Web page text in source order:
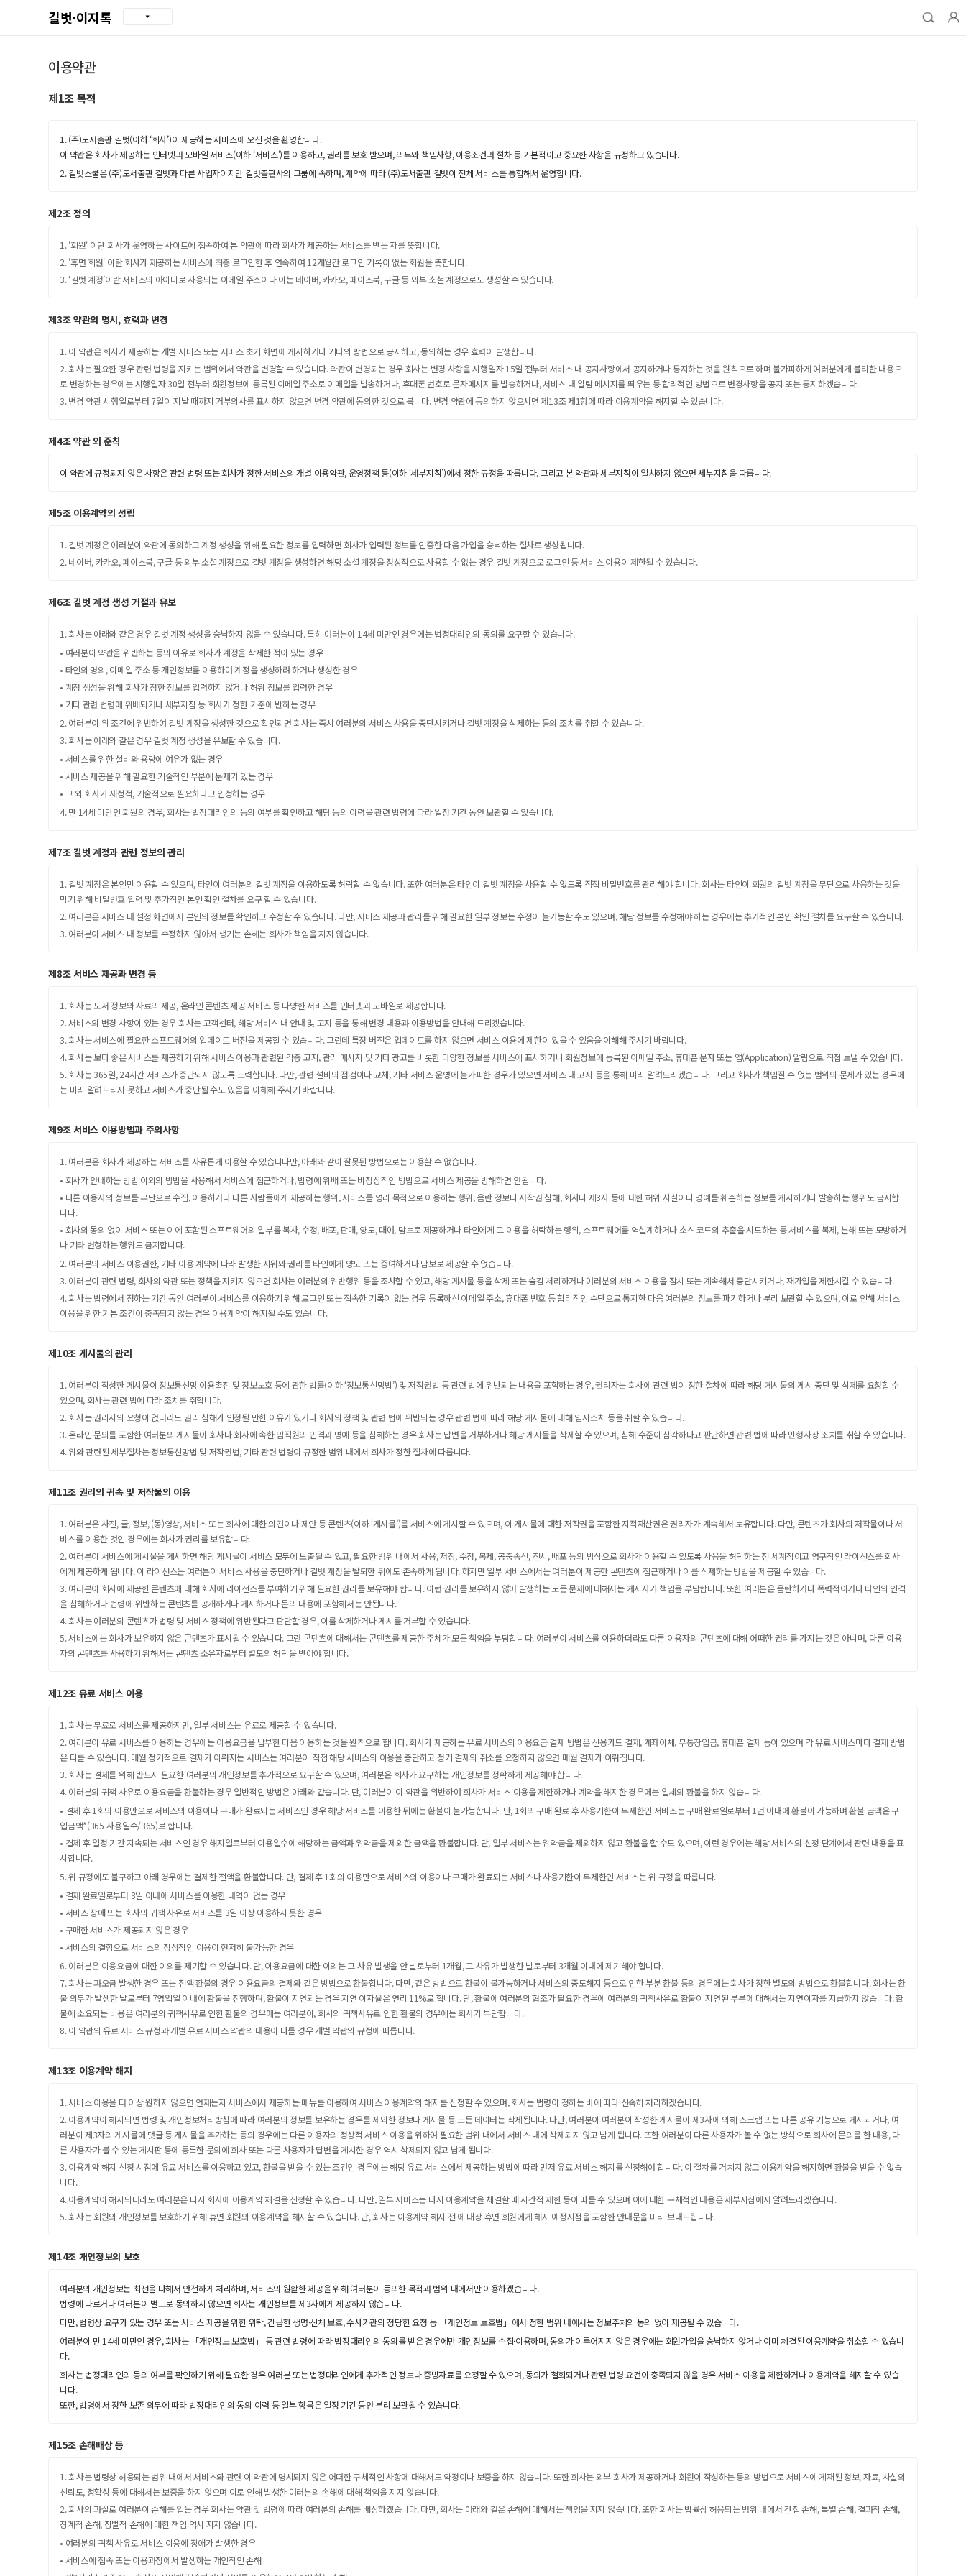
길벗·이지톡
이용약관
제1조 목적
1. (주)도서출판 길벗(이하 ‘회사’)이 제공하는 서비스에 오신 것을 환영합니다.
이 약관은 회사가 제공하는 인터넷과 모바일 서비스(이하 ‘서비스’)를 이용하고, 권리를 보호 받으며, 의무와 책임사항, 이용조건과 절차 등 기본적이고 중요한 사항을 규정하고 있습니다.
2. 길벗스쿨은 (주)도서출판 길벗과 다른 사업자이지만 길벗출판사의 그룹에 속하며, 계약에 따라 (주)도서출판 길벗이 전체 서비스를 통합해서 운영합니다.
제2조 정의
1. '회원' 이란 회사가 운영하는 사이트에 접속하여 본 약관에 따라 회사가 제공하는 서비스를 받는 자를 뜻합니다.
2. '휴면 회원' 이란 회사가 제공하는 서비스에 최종 로그인한 후 연속하여 12개월간 로그인 기록이 없는 회원을 뜻합니다.
3. ‘길벗 계정’이란 서비스의 아이디로 사용되는 이메일 주소이나 이는 네이버, 카카오, 페이스북, 구글 등 외부 소셜 계정으로도 생성할 수 있습니다.
제3조 약관의 명시, 효력과 변경
1. 이 약관은 회사가 제공하는 개별 서비스 또는 서비스 초기 화면에 게시하거나 기타의 방법으로 공지하고, 동의하는 경우 효력이 발생합니다.
2. 회사는 필요한 경우 관련 법령을 지키는 범위에서 약관을 변경할 수 있습니다. 약관이 변경되는 경우 회사는 변경 사항을 시행일자 15일 전부터 서비스 내 공지사항에서 공지하거나 통지하는 것을 원칙으로 하며 불가피하게 여러분에게 불리한 내용으
로 변경하는 경우에는 시행일자 30일 전부터 회원정보에 등록된 이메일 주소로 이메일을 발송하거나, 휴대폰 번호로 문자메시지를 발송하거나, 서비스 내 알림 메시지를 띄우는 등 합리적인 방법으로 변경사항을 공지 또는 통지하겠습니다.
3. 변경 약관 시행일로부터 7일이 지날 때까지 거부의사를 표시하지 않으면 변경 약관에 동의한 것으로 봅니다. 변경 약관에 동의하지 않으시면 제13조 제1항에 따라 이용계약을 해지할 수 있습니다.
제4조 약관 외 준칙
이 약관에 규정되지 않은 사항은 관련 법령 또는 회사가 정한 서비스의 개별 이용약관, 운영정책 등(이하 ‘세부지침’)에서 정한 규정을 따릅니다. 그리고 본 약관과 세부지침이 일치하지 않으면 세부지침을 따릅니다.
제5조 이용계약의 성립
1. 길벗 계정은 여러분이 약관에 동의하고 계정 생성을 위해 필요한 정보를 입력하면 회사가 입력된 정보를 인증한 다음 가입을 승낙하는 절차로 생성됩니다.
2. 네이버, 카카오, 페이스북, 구글 등 외부 소셜 계정으로 길벗 계정을 생성하면 해당 소셜 계정을 정상적으로 사용할 수 없는 경우 길벗 계정으로 로그인 등 서비스 이용이 제한될 수 있습니다.
제6조 길벗 계정 생성 거절과 유보
1. 회사는 아래와 같은 경우 길벗 계정 생성을 승낙하지 않을 수 있습니다. 특히 여러분이 14세 미만인 경우에는 법정대리인의 동의를 요구할 수 있습니다.
• 여러분이 약관을 위반하는 등의 이유로 회사가 계정을 삭제한 적이 있는 경우
• 타인의 명의, 이메일 주소 등 개인정보를 이용하여 계정을 생성하려 하거나 생성한 경우
• 계정 생성을 위해 회사가 정한 정보를 입력하지 않거나 허위 정보를 입력한 경우
• 기타 관련 법령에 위배되거나 세부지침 등 회사가 정한 기준에 반하는 경우
2. 여러분이 위 조건에 위반하여 길벗 계정을 생성한 것으로 확인되면 회사는 즉시 여러분의 서비스 사용을 중단시키거나 길벗 계정을 삭제하는 등의 조치를 취할 수 있습니다.
3. 회사는 아래와 같은 경우 길벗 계정 생성을 유보할 수 있습니다.
• 서비스를 위한 설비와 용량에 여유가 없는 경우
• 서비스 제공을 위해 필요한 기술적인 부분에 문제가 있는 경우
• 그 외 회사가 재정적, 기술적으로 필요하다고 인정하는 경우
4. 만 14세 미만인 회원의 경우, 회사는 법정대리인의 동의 여부를 확인하고 해당 동의 이력을 관련 법령에 따라 일정 기간 동안 보관할 수 있습니다.
제7조 길벗 계정과 관련 정보의 관리
1. 길벗 계정은 본인만 이용할 수 있으며, 타인이 여러분의 길벗 계정을 이용하도록 허락할 수 없습니다. 또한 여러분은 타인이 길벗 계정을 사용할 수 없도록 직접 비밀번호를 관리해야 합니다. 회사는 타인이 회원의 길벗 계정을 무단으로 사용하는 것을
막기 위해 비밀번호 입력 및 추가적인 본인 확인 절차를 요구 할 수 있습니다.
2. 여러분은 서비스 내 설정 화면에서 본인의 정보를 확인하고 수정할 수 있습니다. 다만, 서비스 제공과 관리를 위해 필요한 일부 정보는 수정이 불가능할 수도 있으며, 해당 정보를 수정해야 하는 경우에는 추가적인 본인 확인 절차를 요구할 수 있습니다.
3. 여러분이 서비스 내 정보를 수정하지 않아서 생기는 손해는 회사가 책임을 지지 않습니다.
제8조 서비스 제공과 변경 등
1. 회사는 도서 정보와 자료의 제공, 온라인 콘텐츠 제공 서비스 등 다양한 서비스를 인터넷과 모바일로 제공합니다.
2. 서비스의 변경 사항이 있는 경우 회사는 고객센터, 해당 서비스 내 안내 및 고지 등을 통해 변경 내용과 이용방법을 안내해 드리겠습니다.
3. 회사는 서비스에 필요한 소프트웨어의 업데이트 버전을 제공할 수 있습니다. 그런데 특정 버전은 업데이트를 하지 않으면 서비스 이용에 제한이 있을 수 있음을 이해해 주시기 바랍니다.
4. 회사는 보다 좋은 서비스를 제공하기 위해 서비스 이용과 관련된 각종 고지, 관리 메시지 및 기타 광고를 비롯한 다양한 정보를 서비스에 표시하거나 회원정보에 등록된 이메일 주소, 휴대폰 문자 또는 앱(Application) 알림으로 직접 보낼 수 있습니다.
5. 회사는 365일, 24시간 서비스가 중단되지 않도록 노력합니다. 다만, 관련 설비의 점검이나 교체, 기타 서비스 운영에 불가피한 경우가 있으면 서비스 내 고지 등을 통해 미리 알려드리겠습니다. 그리고 회사가 책임질 수 없는 범위의 문제가 있는 경우에
는 미리 알려드리지 못하고 서비스가 중단될 수도 있음을 이해해 주시기 바랍니다.
제9조 서비스 이용방법과 주의사항
1. 여러분은 회사가 제공하는 서비스를 자유롭게 이용할 수 있습니다만, 아래와 같이 잘못된 방법으로는 이용할 수 없습니다.
• 회사가 안내하는 방법 이외의 방법을 사용해서 서비스에 접근하거나, 법령에 위배 또는 비정상적인 방법으로 서비스 제공을 방해하면 안됩니다.
• 다른 이용자의 정보를 무단으로 수집, 이용하거나 다른 사람들에게 제공하는 행위, 서비스를 영리 목적으로 이용하는 행위, 음란 정보나 저작권 침해, 회사나 제3자 등에 대한 허위 사실이나 명예를 훼손하는 정보를 게시하거나 발송하는 행위도 금지합
니다.
• 회사의 동의 없이 서비스 또는 이에 포함된 소프트웨어의 일부를 복사, 수정, 배포, 판매, 양도, 대여, 담보로 제공하거나 타인에게 그 이용을 허락하는 행위, 소프트웨어를 역설계하거나 소스 코드의 추출을 시도하는 등 서비스를 복제, 분해 또는 모방하거
나 기타 변형하는 행위도 금지합니다.
2. 여러분의 서비스 이용권한, 기타 이용 계약에 따라 발생한 지위와 권리를 타인에게 양도 또는 증여하거나 담보로 제공할 수 없습니다.
3. 여러분이 관련 법령, 회사의 약관 또는 정책을 지키지 않으면 회사는 여러분의 위반행위 등을 조사할 수 있고, 해당 게시물 등을 삭제 또는 숨김 처리하거나 여러분의 서비스 이용을 잠시 또는 계속해서 중단시키거나, 재가입을 제한시킬 수 있습니다.
4. 회사는 법령에서 정하는 기간 동안 여러분이 서비스를 이용하기 위해 로그인 또는 접속한 기록이 없는 경우 등록하신 이메일 주소, 휴대폰 번호 등 합리적인 수단으로 통지한 다음 여러분의 정보를 파기하거나 분리 보관할 수 있으며, 이로 인해 서비스
이용을 위한 기본 조건이 충족되지 않는 경우 이용계약이 해지될 수도 있습니다.
제10조 게시물의 관리
1. 여러분이 작성한 게시물이 정보통신망 이용촉진 및 정보보호 등에 관한 법률(이하 ‘정보통신망법’) 및 저작권법 등 관련 법에 위반되는 내용을 포함하는 경우, 권리자는 회사에 관련 법이 정한 절차에 따라 해당 게시물의 게시 중단 및 삭제를 요청할 수
있으며, 회사는 관련 법에 따라 조치를 취합니다.
2. 회사는 권리자의 요청이 없더라도 권리 침해가 인정될 만한 이유가 있거나 회사의 정책 및 관련 법에 위반되는 경우 관련 법에 따라 해당 게시물에 대해 임시조치 등을 취할 수 있습니다.
3. 온라인 문의를 포함한 여러분의 게시물이 회사나 회사에 속한 임직원의 인격과 명예 등을 침해하는 경우 회사는 답변을 거부하거나 해당 게시물을 삭제할 수 있으며, 침해 수준이 심각하다고 판단하면 관련 법에 따라 민형사상 조치를 취할 수 있습니다.
4. 위와 관련된 세부절차는 정보통신망법 및 저작권법, 기타 관련 법령이 규정한 범위 내에서 회사가 정한 절차에 따릅니다.
제11조 권리의 귀속 및 저작물의 이용
1. 여러분은 사진, 글, 정보, (동)영상, 서비스 또는 회사에 대한 의견이나 제안 등 콘텐츠(이하 ‘게시물’)를 서비스에 게시할 수 있으며, 이 게시물에 대한 저작권을 포함한 지적재산권은 권리자가 계속해서 보유합니다. 다만, 콘텐츠가 회사의 저작물이나 서
비스를 이용한 것인 경우에는 회사가 권리를 보유합니다.
2. 여러분이 서비스에 게시물을 게시하면 해당 게시물이 서비스 모두에 노출될 수 있고, 필요한 범위 내에서 사용, 저장, 수정, 복제, 공중송신, 전시, 배포 등의 방식으로 회사가 이용할 수 있도록 사용을 허락하는 전 세계적이고 영구적인 라이선스를 회사
에게 제공하게 됩니다. 이 라이선스는 여러분이 서비스 사용을 중단하거나 길벗 계정을 탈퇴한 뒤에도 존속하게 됩니다. 하지만 일부 서비스에서는 여러분이 제공한 콘텐츠에 접근하거나 이를 삭제하는 방법을 제공할 수 있습니다.
3. 여러분이 회사에 제공한 콘텐츠에 대해 회사에 라이선스를 부여하기 위해 필요한 권리를 보유해야 합니다. 이런 권리를 보유하지 않아 발생하는 모든 문제에 대해서는 게시자가 책임을 부담합니다. 또한 여러분은 음란하거나 폭력적이거나 타인의 인격
을 침해하거나 법령에 위반하는 콘텐츠를 공개하거나 게시하거나 문의 내용에 포함해서는 안됩니다.
4. 회사는 여러분의 콘텐츠가 법령 및 서비스 정책에 위반된다고 판단할 경우, 이를 삭제하거나 게시를 거부할 수 있습니다.
5. 서비스에는 회사가 보유하지 않은 콘텐츠가 표시될 수 있습니다. 그런 콘텐츠에 대해서는 콘텐츠를 제공한 주체가 모든 책임을 부담합니다. 여러분이 서비스를 이용하더라도 다른 이용자의 콘텐츠에 대해 어떠한 권리를 가지는 것은 아니며, 다른 이용
자의 콘텐츠를 사용하기 위해서는 콘텐츠 소유자로부터 별도의 허락을 받아야 합니다.
제12조 유료 서비스 이용
1. 회사는 무료로 서비스를 제공하지만, 일부 서비스는 유료로 제공할 수 있습니다.
2. 여러분이 유료 서비스를 이용하는 경우에는 이용요금을 납부한 다음 이용하는 것을 원칙으로 합니다. 회사가 제공하는 유료 서비스의 이용요금 결제 방법은 신용카드 결제, 계좌이체, 무통장입금, 휴대폰 결제 등이 있으며 각 유료 서비스마다 결제 방법
은 다를 수 있습니다. 매월 정기적으로 결제가 이뤄지는 서비스는 여러분이 직접 해당 서비스의 이용을 중단하고 정기 결제의 취소를 요청하지 않으면 매월 결제가 이뤄집니다.
3. 회사는 결제를 위해 반드시 필요한 여러분의 개인정보를 추가적으로 요구할 수 있으며, 여러분은 회사가 요구하는 개인정보를 정확하게 제공해야 합니다.
4. 여러분의 귀책 사유로 이용요금을 환불하는 경우 일반적인 방법은 아래와 같습니다. 단, 여러분이 이 약관을 위반하여 회사가 서비스 이용을 제한하거나 계약을 해지한 경우에는 일체의 환불을 하지 않습니다.
• 결제 후 1회의 이용만으로 서비스의 이용이나 구매가 완료되는 서비스인 경우 해당 서비스를 이용한 뒤에는 환불이 불가능합니다. 단, 1회의 구매 완료 후 사용기한이 무제한인 서비스는 구매 완료일로부터 1년 이내에 환불이 가능하며 환불 금액은 구
입금액*(365-사용일수/365)로 합니다.
• 결제 후 일정 기간 지속되는 서비스인 경우 해지일로부터 이용일수에 해당하는 금액과 위약금을 제외한 금액을 환불합니다. 단, 일부 서비스는 위약금을 제외하지 않고 환불을 할 수도 있으며, 이런 경우에는 해당 서비스의 신청 단계에서 관련 내용을 표
시합니다.
5. 위 규정에도 불구하고 아래 경우에는 결제한 전액을 환불합니다. 단, 결제 후 1회의 이용만으로 서비스의 이용이나 구매가 완료되는 서비스나 사용기한이 무제한인 서비스는 위 규정을 따릅니다.
• 결제 완료일로부터 3일 이내에 서비스를 이용한 내역이 없는 경우
• 서비스 장애 또는 회사의 귀책 사유로 서비스를 3일 이상 이용하지 못한 경우
• 구매한 서비스가 제공되지 않은 경우
• 서비스의 결함으로 서비스의 정상적인 이용이 현저히 불가능한 경우
6. 여러분은 이용요금에 대한 이의를 제기할 수 있습니다. 단, 이용요금에 대한 이의는 그 사유 발생을 안 날로부터 1개월, 그 사유가 발생한 날로부터 3개월 이내에 제기해야 합니다.
7. 회사는 과오금 발생한 경우 또는 전액 환불의 경우 이용요금의 결제와 같은 방법으로 환불합니다. 다만, 같은 방법으로 환불이 불가능하거나 서비스의 중도해지 등으로 인한 부분 환불 등의 경우에는 회사가 정한 별도의 방법으로 환불합니다. 회사는 환
불 의무가 발생한 날로부터 7영업일 이내에 환불을 진행하며, 환불이 지연되는 경우 지연 이자율은 연리 11%로 합니다. 단, 환불에 여러분의 협조가 필요한 경우에 여러분의 귀책사유로 환불이 지연된 부분에 대해서는 지연이자를 지급하지 않습니다. 환
불에 소요되는 비용은 여러분의 귀책사유로 인한 환불의 경우에는 여러분이, 회사의 귀책사유로 인한 환불의 경우에는 회사가 부담합니다.
8. 이 약관의 유료 서비스 규정과 개별 유료 서비스 약관의 내용이 다를 경우 개별 약관의 규정에 따릅니다.
제13조 이용계약 해지
1. 서비스 이용을 더 이상 원하지 않으면 언제든지 서비스에서 제공하는 메뉴를 이용하여 서비스 이용계약의 해지를 신청할 수 있으며, 회사는 법령이 정하는 바에 따라 신속히 처리하겠습니다.
2. 이용계약이 해지되면 법령 및 개인정보처리방침에 따라 여러분의 정보를 보유하는 경우를 제외한 정보나 게시물 등 모든 데이터는 삭제됩니다. 다만, 여러분이 여러분이 작성한 게시물이 제3자에 의해 스크랩 또는 다른 공유 기능으로 게시되거나, 여
러분이 제3자의 게시물에 댓글 등 게시물을 추가하는 등의 경우에는 다른 이용자의 정상적 서비스 이용을 위하여 필요한 범위 내에서 서비스 내에 삭제되지 않고 남게 됩니다. 또한 여러분이 다른 사용자가 볼 수 없는 방식으로 회사에 문의를 한 내용, 다
른 사용자가 볼 수 있는 게시판 등에 등록한 문의에 회사 또는 다른 사용자가 답변을 게시한 경우 역시 삭제되지 않고 남게 됩니다.
3. 이용계약 해지 신청 시점에 유료 서비스를 이용하고 있고, 환불을 받을 수 있는 조건인 경우에는 해당 유료 서비스에서 제공하는 방법에 따라 먼저 유료 서비스 해지를 신청해야 합니다. 이 절차를 거치지 않고 이용계약을 해지하면 환불을 받을 수 없습
니다.
4. 이용계약이 해지되더라도 여러분은 다시 회사에 이용계약 체결을 신청할 수 있습니다. 다만, 일부 서비스는 다시 이용계약을 체결할 때 시간적 제한 등이 따를 수 있으며 이에 대한 구체적인 내용은 세부지침에서 알려드리겠습니다.
5. 회사는 회원의 개인정보를 보호하기 위해 휴면 회원의 이용계약을 해지할 수 있습니다. 단, 회사는 이용계약 해지 전 에 대상 휴면 회원에게 해지 예정시점을 포함한 안내문을 미리 보내드립니다.
제14조 개인정보의 보호
여러분의 개인정보는 최선을 다해서 안전하게 처리하며, 서비스의 원활한 제공을 위해 여러분이 동의한 목적과 범위 내에서만 이용하겠습니다.
법령에 따르거나 여러분이 별도로 동의하지 않으면 회사는 개인정보를 제3자에게 제공하지 않습니다.
다만, 법령상 요구가 있는 경우 또는 서비스 제공을 위한 위탁, 긴급한 생명·신체 보호, 수사기관의 정당한 요청 등 「개인정보 보호법」에서 정한 범위 내에서는 정보주체의 동의 없이 제공될 수 있습니다.
여러분이 만 14세 미만인 경우, 회사는 「개인정보 보호법」 등 관련 법령에 따라 법정대리인의 동의를 받은 경우에만 개인정보를 수집·이용하며, 동의가 이루어지지 않은 경우에는 회원가입을 승낙하지 않거나 이미 체결된 이용계약을 취소할 수 있습니
다.
회사는 법정대리인의 동의 여부를 확인하기 위해 필요한 경우 여러분 또는 법정대리인에게 추가적인 정보나 증빙자료를 요청할 수 있으며, 동의가 철회되거나 관련 법령 요건이 충족되지 않을 경우 서비스 이용을 제한하거나 이용계약을 해지할 수 있습
니다.
또한, 법령에서 정한 보존 의무에 따라 법정대리인의 동의 이력 등 일부 항목은 일정 기간 동안 분리 보관될 수 있습니다.
제15조 손해배상 등
1. 회사는 법령상 허용되는 범위 내에서 서비스와 관련 이 약관에 명시되지 않은 어떠한 구체적인 사항에 대해서도 약정이나 보증을 하지 않습니다. 또한 회사는 외부 회사가 제공하거나 회원이 작성하는 등의 방법으로 서비스에 게재된 정보, 자료, 사실의
신뢰도, 정확성 등에 대해서는 보증을 하지 않으며 이로 인해 발생한 여러분의 손해에 대해 책임을 지지 않습니다.
2. 회사의 과실로 여러분이 손해를 입는 경우 회사는 약관 및 법령에 따라 여러분의 손해를 배상하겠습니다. 다만, 회사는 아래와 같은 손해에 대해서는 책임을 지지 않습니다. 또한 회사는 법률상 허용되는 범위 내에서 간접 손해, 특별 손해, 결과적 손해,
징계적 손해, 징벌적 손해에 대한 책임 역시 지지 않습니다.
• 여러분의 귀책 사유로 서비스 이용에 장애가 발생한 경우
• 서비스에 접속 또는 이용과정에서 발생하는 개인적인 손해